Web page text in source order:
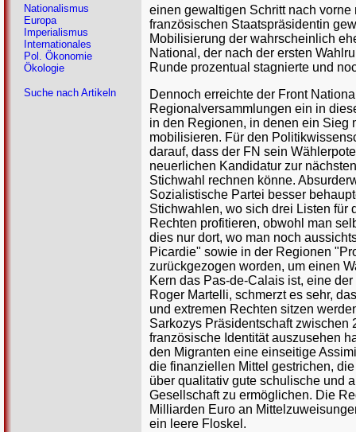
einen gewaltigen Schritt nach
französischen Staatspräsidentin
Mobilisierung der wahrscheinlich
National, der nach der ersten
Runde prozentual stagnierte und
Dennoch erreichte der Front
Regionalversammlungen ein in
in den Regionen, in denen ein Sieg
mobilisieren. Für den
darauf, dass der FN sein
neuerlichen Kandidatur zur
Stichwahl rechnen könne.
Sozialistische Partei besser
Stichwahlen, wo sich drei Listen für
Rechten profitieren, obwohl man
dies nur dort, wo man noch
Picardie" sowie in der Regionen
zurückgezogen worden, um einen
Kern das Pas-de-Calais ist, eine
Roger Martelli, schmerzt es sehr,
und extremen Rechten sitzen
Sarkozys Präsidentschaft
französische Identität auszusehen
den Migranten eine einseitige
die finanziellen Mittel gestrichen,
über qualitativ gute schulische und
Gesellschaft zu ermöglichen. Die
Milliarden Euro an
ein leere Floskel.
Nationalismus
Europa
Imperialismus
Internationales
Pol. Ökonomie
Ökologie
Suche nach Artikeln